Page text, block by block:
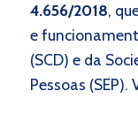
4.656/2018,
e
(SCD) e da
Pessoas